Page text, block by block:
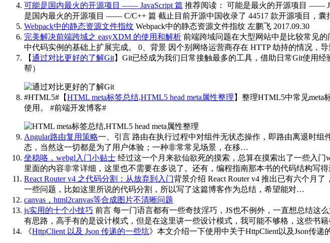
可能是国内最火的开源项目 —— JavaScript 篇 推荐阅读： 可能是最火的开源项目 ——
是国内最火的开源项目 —— C/C++ 篇 截止目前开源中国收录了 44517 款开源项目，
Webpack中的静态资源文件指纹 Webpack中的静态资源文件指纹 左鹏飞 2017.09.30
完美解决前端跨域之 easyXDM 的使用和解析 前端跨域问题在大型网站中是比较常见
中代码实例的基础上扩展完成。 0、背景 因个别网络运营商存在 HTTP 劫持的情况，
【通过对比更好的了解Git】Git已经成为我们日常接触最多的工具，借助日常Git使用
帮） ​​​​
#HTML5#【HTML meta标签总结,HTML5 head meta属性整理 】整理HTML5中常见meta
使用。
#前端开发博客# ​​​
Angular路由复用策略一、引言 路由在执行过程中对组件无状态操作，即路由离退时
态，当然这一切都是为了用户体验；一种非常常见场景，在移…
坐稳咯，webgl入门小贴士 经过这一个月来欲仙欲死的摸索，总算在摸索出了一些入门
里面的内容非常详细，这里也不需要在多说了。还有，编程指南那本书的代码结构写
React Router v4 之代码分割：从放弃到入门背景介绍 React Router v4 推出已有六个月
一些问题，比如这里所说的代码分割，所以写了这篇博客作为总结，希望能对…
canvas，html2canvas等合成图片不清晰问题
js实用的十个小技巧 前言 每一门语言都有一些奇技淫巧，JS也不例外，一直想总结这
有思路，高手有的是设计模式，但是在这里讲一些设计模式，我可能不够格，这些
《HttpClient 以及 Json 传递的一些坑》本文介绍一下使用中关于HttpClient以及Json传递